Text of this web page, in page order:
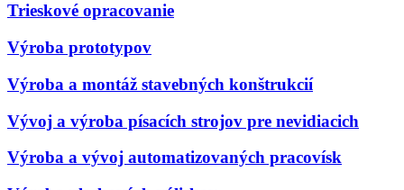
Trieskové opracovanie
Výroba prototypov
Výroba a montáž stavebných konštrukcií
Vývoj a výroba písacích strojov pre nevidiacich
Výroba a vývoj automatizovaných pracovísk